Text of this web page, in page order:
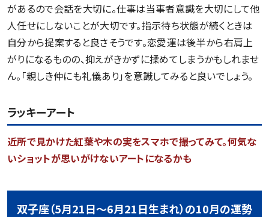
があるので会話を大切に。仕事は当事者意識を大切にして他
人任せにしないことが大切です。指示待ち状態が続くときは
自分から提案すると良さそうです。恋愛運は後半から右肩上
がりになるものの、抑えがきかずに揉めてしまうかもしれませ
ん。「親しき仲にも礼儀あり」を意識してみると良いでしょう。
ラッキーアート
近所で見かけた紅葉や木の実をスマホで撮ってみて。何気な
いショットが思いがけないアートになるかも
双子座（5月21日～6月21日生まれ）の10月の運勢